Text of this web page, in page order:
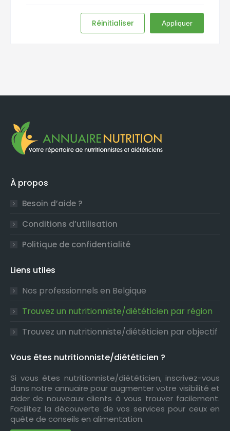
Réinitialiser Appliquer
À propos
Besoin d’aide ?
Conditions d’utilisation
Politique de confidentialité
Liens utiles
Nos professionnels en Belgique
Trouvez un nutritionniste/diététicien par région
Trouvez un nutritionniste/diététicien par objectif
Vous êtes nutritionniste/diététicien ?
Si vous êtes nutritionniste/diététicien, inscrivez-vous
dans notre annuaire pour augmenter votre visibilité et
aider de nouveaux clients à vous trouver facilement.
Facilitez la découverte de vos services pour ceux en
quête de conseils en alimentation.